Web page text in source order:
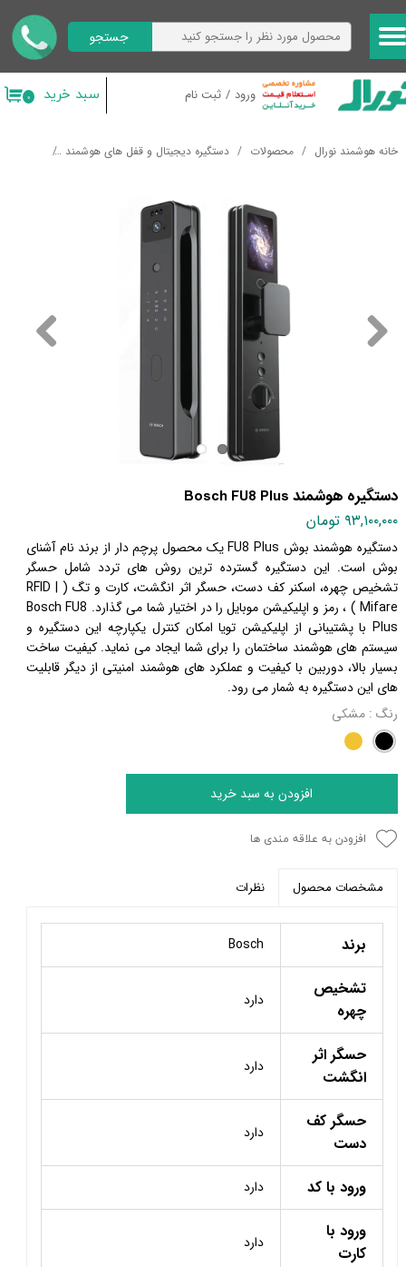
ورود / ثبت نام
حساب کاربری من
تغییر گذر واژه
خروج از حساب کاربری
جستجو
۰ سبد خرید
خانه هوشمند نورال محصولات دستگیره دیجیتال و قفل های هوشمند
دستگیره هوشمند Bosch FU8 Plus
۹۳,۱۰۰,۰۰۰ تومان
دستگیره هوشمند بوش FU8 Plus یک محصول پرچم دار از برند نام آشنای
بوش است. این دستگیره گسترده ترین روش های تردد شامل حسگر
تشخیص چهره، اسکنر کف دست، حسگر اثر انگشت، کارت و تگ ( RFID |
Mifare ) ، رمز و اپلیکیشن موبایل را در اختیار شما می گذارد. Bosch FU8
Plus با پشتیبانی از اپلیکیشن تویا امکان کنترل یکپارچه این دستگیره و
سیستم های هوشمند ساختمان را برای شما ایجاد می نماید. کیفیت ساخت
بسیار بالا، دوربین با کیفیت و عملکرد های هوشمند امنیتی از دیگر قابلیت
های این دستگیره به شمار می رود.
رنگ : مشکی
افزودن به سبد خرید
افزودن به علاقه مندی ها
مشخصات محصول نظرات
برند Bosch
تشخیص
چهره
دارد
حسگر اثر
انگشت
دارد
حسگر کف
دست
دارد
ورود با کد دارد
ورود با
کارت
دارد